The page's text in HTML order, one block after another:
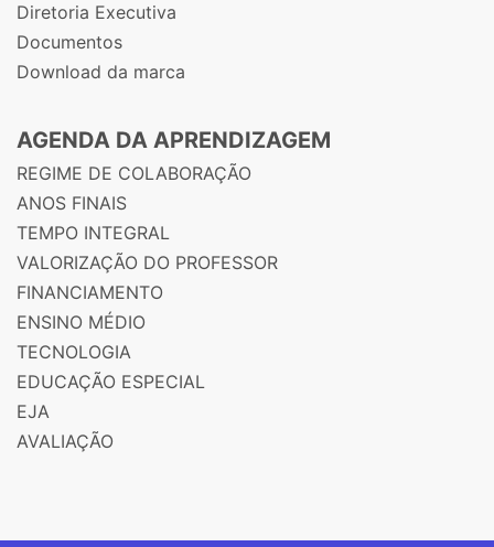
Diretoria Executiva
Documentos
Download da marca
AGENDA DA APRENDIZAGEM
REGIME DE COLABORAÇÃO
ANOS FINAIS
TEMPO INTEGRAL
VALORIZAÇÃO DO PROFESSOR
FINANCIAMENTO
ENSINO MÉDIO
TECNOLOGIA
EDUCAÇÃO ESPECIAL
EJA
AVALIAÇÃO